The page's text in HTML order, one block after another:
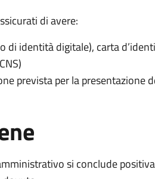
di avere:
di identità digitale), carta
prevista per la presentazione
si conclude